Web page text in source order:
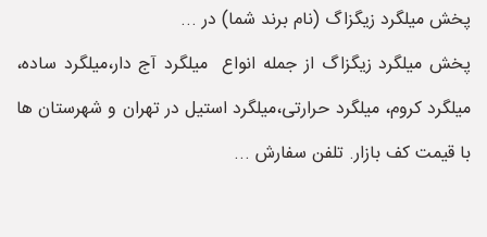
پخش میلگرد زیگزاگ (نام برند شما) در ...
پخش میلگرد زیگزاگ از جمله انواع میلگرد آج دار،میلگرد ساده،
میلگرد کروم، میلگرد حرارتی،میلگرد استیل در تهران و شهرستان ها
با قیمت کف بازار. تلفن سفارش ...